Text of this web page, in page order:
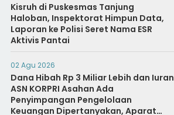
Kisruh di Puskesmas Tanjung
Haloban, Inspektorat Himpun Data,
Laporan ke Polisi Seret Nama ESR
Aktivis Pantai
02 Agu 2026
Dana Hibah Rp 3 Miliar Lebih dan Iuran
ASN KORPRI Asahan Ada
Penyimpangan Pengelolaan
Keuangan Dipertanyakan, Aparat